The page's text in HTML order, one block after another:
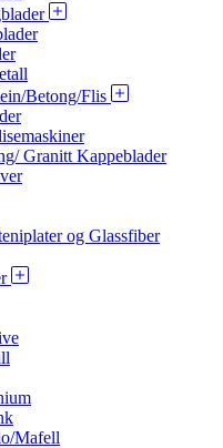
Betong/Flis
Granitt Kappeblader
og Glassfiber
Mafell